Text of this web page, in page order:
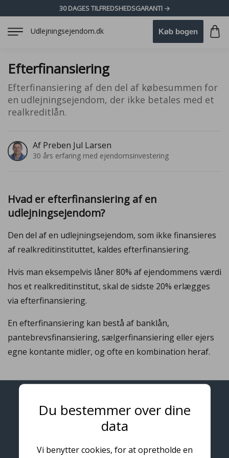
Du bestemmer over dine
data
Vi benytter cookies, for at opretholde en
30 DAGES TILFREDSHEDSGARANTI →
Udlejningsejendom.dk Køb bogen
Efterfinansiering
Efterfinansiering af den del af købesummen for
en udlejningsejendom, der ikke betales med et
realkreditlån.
Af Preben Jul Larsen
30 års erfaring med ejendomsinvestering
Hvad er efterfinansiering af en
udlejningsejendom?
Den del af en udlejningsejendom, som ikke finansieres
af realkreditinstituttet, kaldes efterfinansiering.
Hvis man eksempelvis låner 80% af ejendommens værdi
hos et realkreditinstitut, skal de sidste 20% erlægges
via efterfinansiering.
En efterfinansiering kan bestå af banklån,
pantebrevsfinansiering, sælgerfinansiering eller ejers
egne kontante midler, og ofte en kombination heraf.
Kontakt
Tlf. 22 57 56 83
CVR: 41245883